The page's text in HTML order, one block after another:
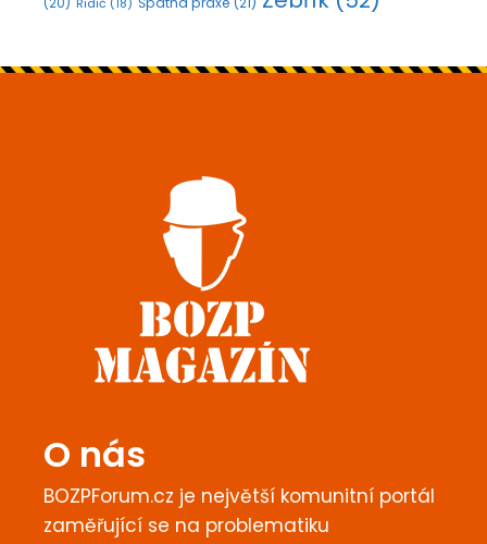
(20) Řidič (18)
O nás
BOZPForum.cz je největší komunitní portál
zaměřující se na problematiku